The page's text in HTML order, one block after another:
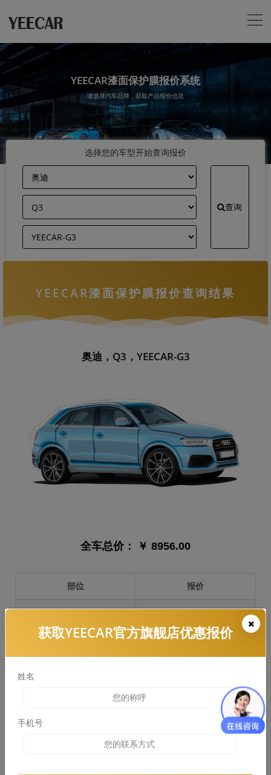
YEECAR漆面保护膜报价系统
请选择汽车品牌，获取产品报价信息
选择您的车型开始查询报价
查询
YEECAR漆面保护膜报价查询结果
奥迪，Q3，YEECAR-G3
全车总价： ￥ 8956.00
部位 报价
前保险杠 ￥1710.00
引擎盖 ￥2420.00
获取YEECAR官方旗舰店优惠报价
姓名
手机号